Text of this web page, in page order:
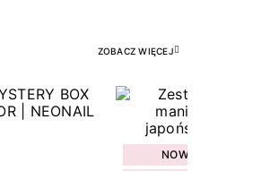
ZOBACZ WIĘCEJ
NOWOŚĆ